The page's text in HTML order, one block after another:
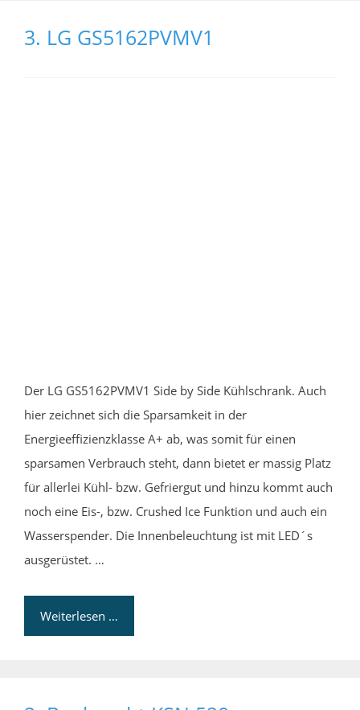
3. LG GS5162PVMV1
Der LG GS5162PVMV1 Side by Side Kühlschrank. Auch
hier zeichnet sich die Sparsamkeit in der
Energieeffizienzklasse A+ ab, was somit für einen
sparsamen Verbrauch steht, dann bietet er massig Platz
für allerlei Kühl- bzw. Gefriergut und hinzu kommt auch
noch eine Eis-, bzw. Crushed Ice Funktion und auch ein
Wasserspender. Die Innenbeleuchtung ist mit LED´s
ausgerüstet. …
Weiterlesen …